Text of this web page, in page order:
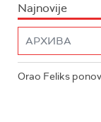
Najnovije
Orao Feliks